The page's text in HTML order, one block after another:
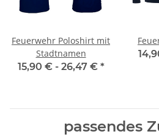
Feuerwehr Poloshirt mit
Stadtnamen
15,90 € - 26,47 € *
passendes